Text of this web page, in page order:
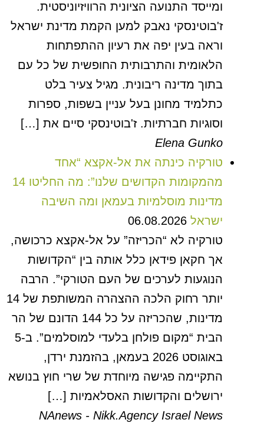
ומייסד התנועה הציונית הרוויזיוניסטית.
ז'בוטינסקי נאבק למען הקמת מדינת ישראל
וראה בעין יפה את רעיון ההתפתחות
הלאומית והתרבותית החופשית של כל עם
בתוך מדינה ריבונית. מגיל צעיר בלט
כתלמיד מחונן בעל עניין בשפות, ספרות
וסוגיות חברתיות. ז'בוטינסקי סיים את […]
Elena Gunko
טורקיה כינתה את אל-אקצא “אחד
מהמקומות הקדושים שלנו”: מה החליטו 14
מדינות מוסלמיות בעמאן ומה השיבה
ישראל 06.08.2026
טורקיה לא “הכריזה” על אל-אקצא כרכושה,
אך חקאן פידאן כלל אותה בין “הקדושות
הנוגעות לערכים של העם הטורקי”. הרבה
יותר רחוק הלכה ההצהרה המשותפת של 14
מדינות, שהכריזה על כל 144 הדונם של הר
הבית “מקום פולחן בלעדי למוסלמים”. ב-5
באוגוסט 2026 בעמאן, בהזמנת ירדן,
התקיימה פגישה מיוחדת של שרי חוץ בנושא
ירושלים והקדושות האסלאמיות […]
NAnews - Nikk.Agency Israel News